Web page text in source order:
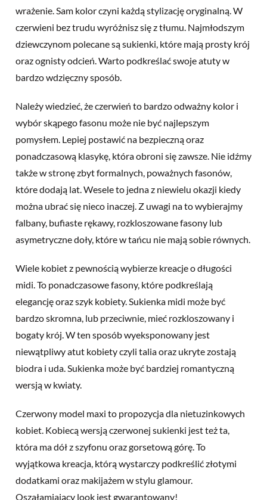
wrażenie. Sam kolor czyni każdą stylizację oryginalną. W
czerwieni bez trudu wyróżnisz się z tłumu. Najmłodszym
dziewczynom polecane są sukienki, które mają prosty krój
oraz ognisty odcień. Warto podkreślać swoje atuty w
bardzo wdzięczny sposób.
Należy wiedzieć, że czerwień to bardzo odważny kolor i
wybór skąpego fasonu może nie być najlepszym
pomysłem. Lepiej postawić na bezpieczną oraz
ponadczasową klasykę, która obroni się zawsze. Nie idźmy
także w stronę zbyt formalnych, poważnych fasonów,
które dodają lat. Wesele to jedna z niewielu okazji kiedy
można ubrać się nieco inaczej. Z uwagi na to wybierajmy
falbany, bufiaste rękawy, rozkloszowane fasony lub
asymetryczne doły, które w tańcu nie mają sobie równych.
Wiele kobiet z pewnością wybierze kreacje o długości
midi. To ponadczasowe fasony, które podkreślają
elegancję oraz szyk kobiety. Sukienka midi może być
bardzo skromna, lub przeciwnie, mieć rozkloszowany i
bogaty krój. W ten sposób wyeksponowany jest
niewątpliwy atut kobiety czyli talia oraz ukryte zostają
biodra i uda. Sukienka może być bardziej romantyczną
wersją w kwiaty.
Czerwony model maxi to propozycja dla nietuzinkowych
kobiet. Kobiecą wersją czerwonej sukienki jest też ta,
która ma dół z szyfonu oraz gorsetową górę. To
wyjątkowa kreacja, którą wystarczy podkreślić złotymi
dodatkami oraz makijażem w stylu glamour.
Oszałamiający look jest gwarantowany!